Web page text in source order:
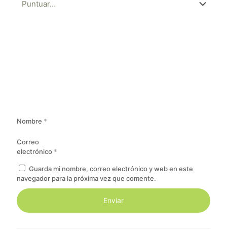
Nombre *
Correo
electrónico *
Guarda mi nombre, correo electrónico y web en este
navegador para la próxima vez que comente.